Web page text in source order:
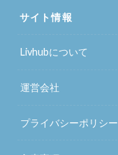
サイト情報
Livhubについて
運営会社
プライバシーポリシー